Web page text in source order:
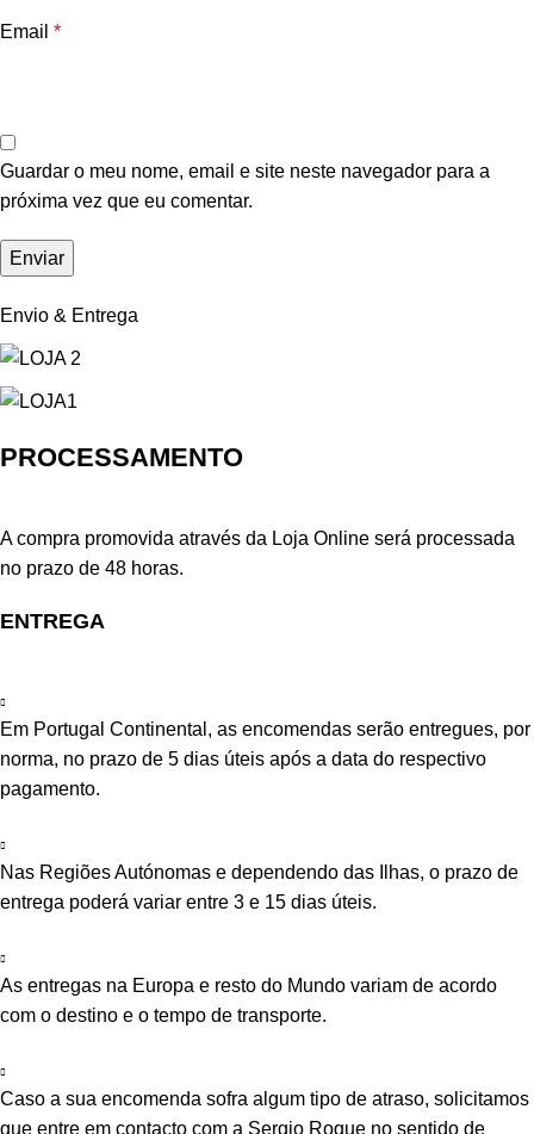
Email *
Guardar o meu nome, email e site neste navegador para a
próxima vez que eu comentar.
Envio & Entrega
PROCESSAMENTO
A compra promovida através da Loja Online será processada
no prazo de 48 horas.
ENTREGA
Em Portugal Continental, as encomendas serão entregues, por
norma, no prazo de 5 dias úteis após a data do respectivo
pagamento.
Nas Regiões Autónomas e dependendo das Ilhas, o prazo de
entrega poderá variar entre 3 e 15 dias úteis.
As entregas na Europa e resto do Mundo variam de acordo
com o destino e o tempo de transporte.
Caso a sua encomenda sofra algum tipo de atraso, solicitamos
que entre em contacto com a Sergio Roque no sentido de